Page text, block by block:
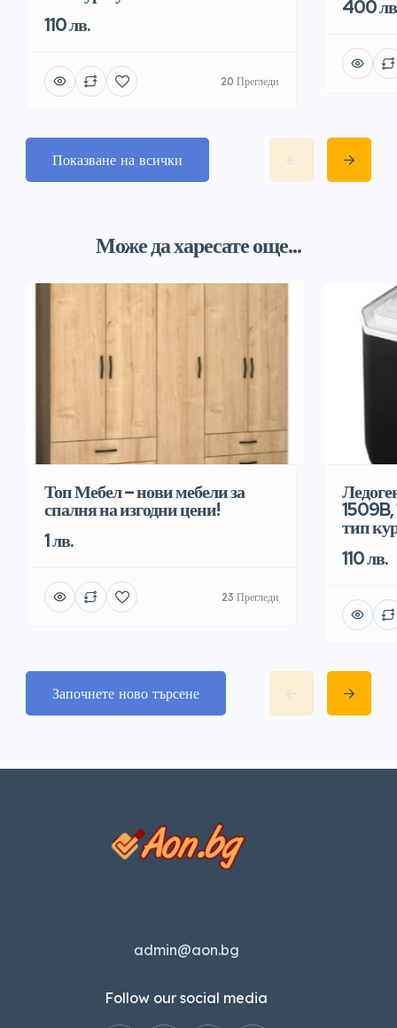
110 лв.
20 Прегледи
400
Показване на всички
Може да харесате още...
Топ Мебел – нови мебели за
спалня на изгодни цени!
1 лв.
23 Прегледи
1509B,
тип
110 лв.
Започнете ново търсене
admin@aon.bg
Follow our social media